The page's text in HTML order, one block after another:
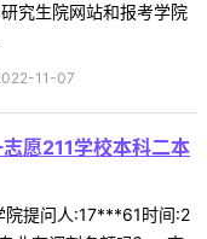
究生院网站和报考学院
11-07
愿211学校本科二本
院提问人:17***61时间:2